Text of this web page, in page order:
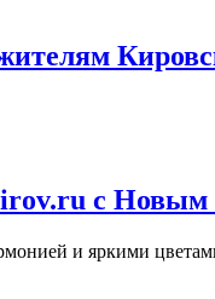
с Новым
и яркими